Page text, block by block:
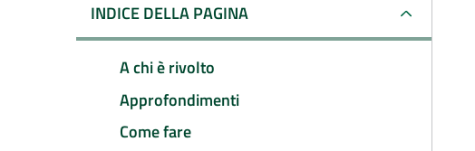
INDICE DELLA PAGINA
A chi è rivolto
Approfondimenti
Come fare